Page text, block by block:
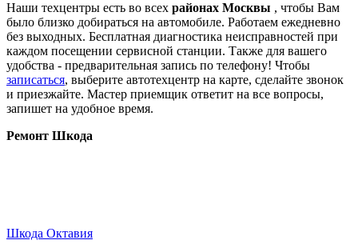
Наши техцентры есть во всех районах Москвы , чтобы Вам
было близко добираться на автомобиле. Работаем ежедневно
без выходных. Бесплатная диагностика неисправностей при
каждом посещении сервисной станции. Также для вашего
удобства - предварительная запись по телефону! Чтобы
записаться, выберите автотехцентр на карте, сделайте звонок
и приезжайте. Мастер приемщик ответит на все вопросы,
запишет на удобное время.
Ремонт Шкода
Шкода Октавия